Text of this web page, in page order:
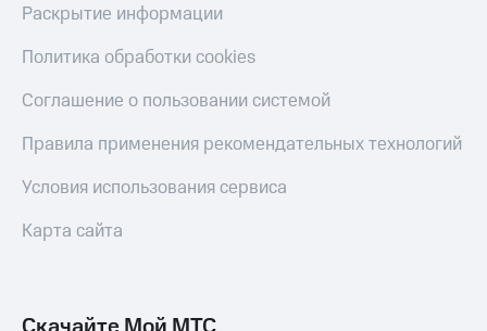
Раскрытие информации
Политика обработки cookies
Соглашение о пользовании системой
Правила применения рекомендательных технологий
Условия использования сервиса
Карта сайта